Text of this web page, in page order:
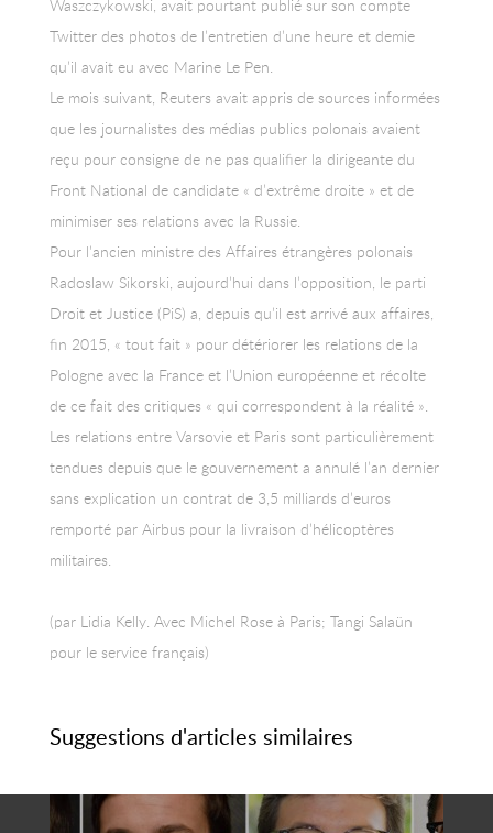
Waszczykowski, avait pourtant publié sur son compte
Twitter des photos de l’entretien d’une heure et demie
qu’il avait eu avec Marine Le Pen.
Le mois suivant, Reuters avait appris de sources informées
que les journalistes des médias publics polonais avaient
reçu pour consigne de ne pas qualifier la dirigeante du
Front National de candidate « d’extrême droite » et de
minimiser ses relations avec la Russie.
Pour l’ancien ministre des Affaires étrangères polonais
Radoslaw Sikorski, aujourd’hui dans l’opposition, le parti
Droit et Justice (PiS) a, depuis qu’il est arrivé aux affaires,
fin 2015, « tout fait » pour détériorer les relations de la
Pologne avec la France et l’Union européenne et récolte
de ce fait des critiques « qui correspondent à la réalité ».
Les relations entre Varsovie et Paris sont particulièrement
tendues depuis que le gouvernement a annulé l’an dernier
sans explication un contrat de 3,5 milliards d’euros
remporté par Airbus pour la livraison d’hélicoptères
militaires.
(par Lidia Kelly. Avec Michel Rose à Paris; Tangi Salaün
pour le service français)
Suggestions d'articles similaires